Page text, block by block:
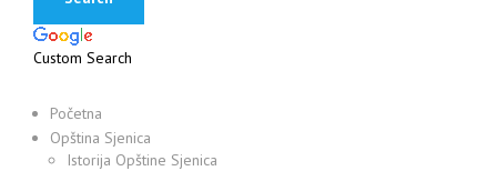
Custom Search
Početna
Opština Sjenica
Istorija Opštine Sjenica